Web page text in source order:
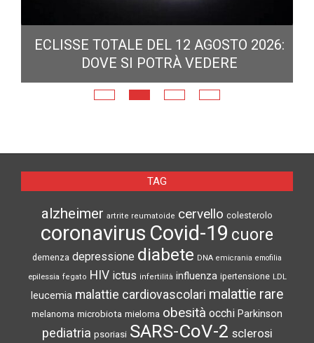
ECLISSE TOTALE DEL 12 AGOSTO 2026:
DOVE SI POTRÀ VEDERE
TAG
alzheimer artrite reumatoide cervello colesterolo
coronavirus Covid-19 cuore
demenza depressione diabete DNA emicrania emofilia
epilessia fegato HIV ictus infertilità influenza ipertensione LDL
leucemia malattie cardiovascolari malattie rare
melanoma microbiota mieloma obesità occhi Parkinson
pediatria psoriasi SARS-CoV-2 sclerosi